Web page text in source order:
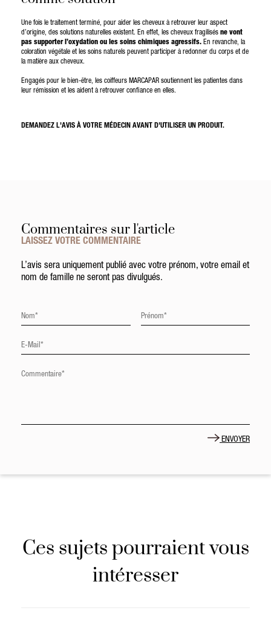
Une fois le traitement terminé, pour aider les cheveux à retrouver leur aspect
d’origine, des solutions naturelles existent. En effet, les cheveux fragilisés ne vont
pas supporter l’oxydation ou les soins chimiques agressifs. En revanche, la
coloration végétale et les soins naturels peuvent participer à redonner du corps et de
la matière aux cheveux.
Engagés pour le bien-être, les coiffeurs MARCAPAR soutiennent les patientes dans
leur rémission et les aident à retrouver confiance en elles.
DEMANDEZ L'AVIS À VOTRE MÉDECIN AVANT D'UTILISER UN PRODUIT.
Commentaires sur l'article
LAISSEZ VOTRE COMMENTAIRE
L’avis sera uniquement publié avec votre prénom, votre email et
nom de famille ne seront pas divulgués.
ENVOYER
Ces sujets pourraient vous
intéresser